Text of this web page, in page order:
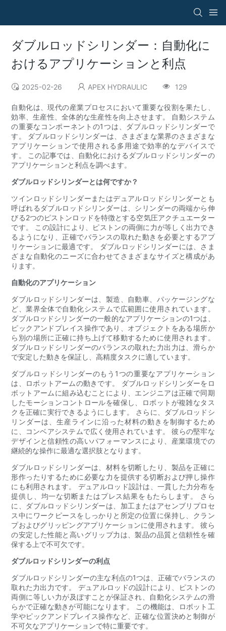
ダブルロッドシリンダー：自動化に
おけるアプリケーションと利点
2025-02-26 APEX HYDRAULIC 129
自動化は、現代の産業プロセスにおいて重要な役割を果たし、
効率、生産性、全体的な生産性を向上させます。 自動システム
の重要なコンポーネントの1つは、ダブルロッドシリンダーで
す。 ダブルロッドシリンダーは、さまざまな業界のさまざまな
アプリケーションで使用される多用途で効率的なデバイスで
す。 この記事では、自動化におけるダブルロッドシリンダーの
アプリケーションと利点を調べます。
ダブルロッドシリンダーとは何ですか？
ツインロッドシリンダーまたはデュアルロッドシリンダーとも
呼ばれるダブルロッドシリンダーは、シリンダーの両端から伸
びる2つのピストンロッドを特徴とする空気圧アクチュエーター
です。 この設計により、ピストンの両側に力が等しく出力でき
るようになり、正確でバランスの取れた動きを必要とするアプ
リケーションに最適です。 ダブルロッドシリンダーには、さま
ざまな自動化のニーズに合わせてさまざまなサイズと構成があ
ります。
自動化のアプリケーション
ダブルロッドシリンダーは、製造、自動車、パッケージングな
ど、業界全体で自動化システムで広範囲に使用されています。
ダブルロッドシリンダーの一般的なアプリケーションの1つは、
ピックアンドプレイス操作であり、オブジェクトをある場所か
ら別の場所に正確に持ち上げて移動するために使用されます。
ダブルロッドシリンダーのバランスの取れた力出力は、滑らか
で安定した動きを保証し、高精度タスクに適しています。
ダブルロッドシリンダーのもう1つの重要なアプリケーション
は、ロボットアームの動きです。 ダブルロッドシリンダーをロ
ボットアームに組み込むことにより、エンジニアは正確で同期
したモーションコントロールを確保し、ロボットが複雑なタス
クを正確に実行できるようにします。 さらに、ダブルロッドシ
リンダーは、生産ラインに沿った材料の動きを制御するため
に、コンベアシステムで広く使用されています。 彼らの堅牢な
デザインと信頼性の高いパフォーマンスにより、産業環境での
継続的な操作に最適な選択肢となります。
ダブルロッドシリンダーは、材料を切断したり、製品を正確に
形作ったりするために必要な力を提供する切断および押し操作
にも利用されます。 デュアルロッド設計は、一貫した力分布を
提供し、均一な切断またはプレス結果をもたらします。 さら
に、ダブルロッドシリンダーは、加工またはアセンブリプロセ
ス中にワークピースをしっかりと所定の位置に保持し、クラン
プおよびグリッピングアプリケーションに使用されます。 彼ら
の安定した性能と高いグリップ力は、製品の品質と信頼性を確
保する上で不可欠です。
ダブルロッドシリンダーの利点
ダブルロッドシリンダーの主な利点の1つは、正確でバランスの
取れた力出力です。 デュアルロッドの設計により、ピストンの
両側に等しい力が及ぼすことが保証され、自動化システムの滑
らかで正確な動きが可能になります。 この機能は、ロボット工
学やピックアンドプレイス操作など、正確な位置決めと制御が
不可欠なアプリケーションで特に重要です。